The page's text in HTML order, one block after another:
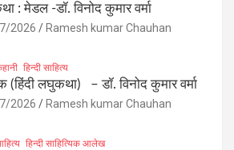
: मेडल -डॉ. विनोद कुमार वर्मा
2026 Ramesh kumar Chauhan
हिन्दी साहित्य
(हिंदी लघुकथा) – डॉ. विनोद कुमार वर्मा
2026 Ramesh kumar Chauhan
हिन्दी साहित्यिक आलेख